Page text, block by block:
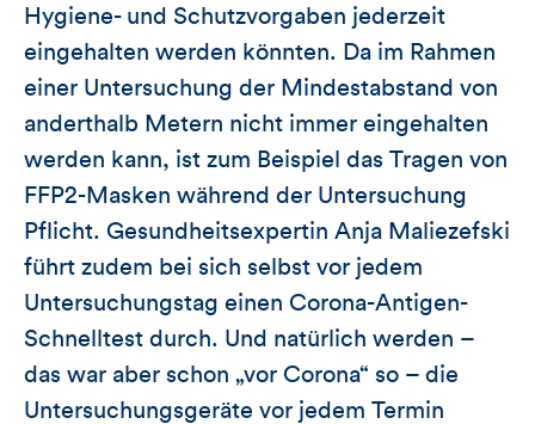
Hygiene- und Schutzvorgaben jederzeit
eingehalten werden könnten. Da im Rahmen
einer Untersuchung der Mindestabstand von
anderthalb Metern nicht immer eingehalten
werden kann, ist zum Beispiel das Tragen von
FFP2-Masken während der Untersuchung
Pflicht. Gesundheitsexpertin Anja Maliezefski
führt zudem bei sich selbst vor jedem
Untersuchungstag einen Corona-Antigen-
Schnelltest durch. Und natürlich werden –
das war aber schon „vor Corona“ so – die
Untersuchungsgeräte vor jedem Termin